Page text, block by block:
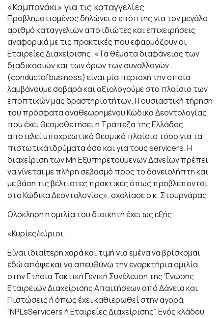
«Καμπανάκι» για τις καταγγελίες
Προβληματισμένος δηλώνει ο επόπτης για τον μεγάλο
αριθμό καταγγελιών από ιδιώτες και επιχειρήσεις
αναφορικά με τις πρακτικές που εφαρμόζουν οι
Εταιρείες Διαχείρισης. «Τα θέματα διαφάνειας των
διαδικασιών και των όρων των συναλλαγών
(conductofbusiness) είναι μία περιοχή την οποία
λαμβάνουμε σοβαρά και αξιολογούμε στο πλαίσιο των
εποπτικών μας δραστηριοτήτων. Η ουσιαστική τήρηση
του πρόσφατα αναθεωρημένου Κώδικα Δεοντολογίας
που έχει θεσμοθετήσει η Τράπεζα της Ελλάδος
αποτελεί υποχρεωτικό θεσμικό πλαίσιο τόσο για τα
πιστωτικά ιδρύματα όσο και για τους servicers. Η
διαχείριση των Μη Εξυπηρετούμενων Δανείων πρέπει
να γίνεται με πλήρη σεβασμό προς το δανειολήπτη και
με βάση τις βέλτιστες πρακτικές όπως προβλέπονται
στο Κώδικα Δεοντολογίας», σχολίασε ο κ. Στουρνάρας.
Ολόκληρη η ομιλία του διοικητή έχει ως εξής:
«Κυρίες/κύριοι,
Είναι ιδιαίτερη χαρά και τιμή για εμένα να βρίσκομαι
εδώ απόψε και να απευθύνω την εναρκτήρια ομιλία
στην Ετήσια Τακτική Γενική Συνέλευση της Ένωσης
Εταιρειών Διαχείρισης Απαιτήσεων από Δάνεια και
Πιστώσεις ή όπως έχει καθιερωθεί στην αγορά,
“NPLsServicers ή Εταιρείες Διαχείρισης”. Ενός κλάδου,